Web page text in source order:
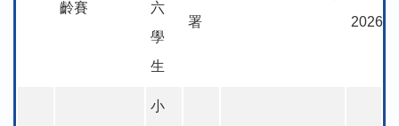
齡賽
六
學
生
署
2026
小